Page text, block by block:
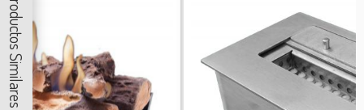
Productos Similares